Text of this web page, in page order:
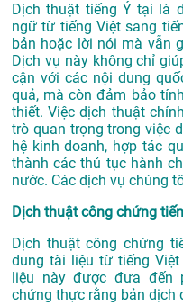
Dịch thuật tiếng Ý tại là
ngữ từ tiếng Việt sang
bản hoặc lời nói mà vẫn
Dịch vụ này không chỉ
cận với các nội dung
quả, mà còn đảm bảo
thiết. Việc dịch thuật
trò quan trọng trong việc
hệ kinh doanh, hợp tác
thành các thủ tục hành
nước. Các dịch vụ chúng
Dịch thuật công chứng
Dịch thuật công chứng
dung tài liệu từ tiếng
liệu này được đưa đến
chứng thực rằng bản dịch